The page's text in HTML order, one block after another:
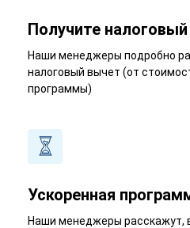
Получите
Наши менеджеры подробно
налоговый вычет (от
программы)
Ускоренная
Наши менеджеры расскажут,